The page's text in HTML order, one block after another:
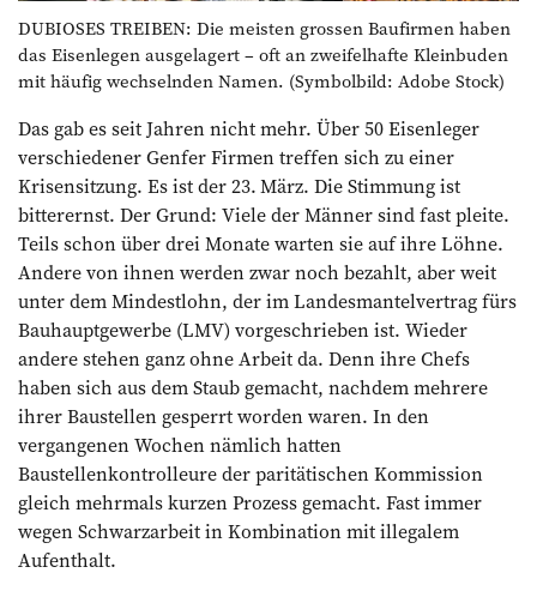
DUBIOSES TREIBEN: Die meisten grossen Baufirmen haben
das Eisenlegen ausgelagert – oft an zweifelhafte Kleinbuden
mit häufig wechselnden Namen. (Symbolbild: Adobe Stock)
Das gab es seit Jahren nicht mehr. Über 50 Eisenleger
verschiedener Genfer Firmen treffen sich zu einer
Krisensitzung. Es ist der 23. März. Die Stimmung ist
bitterernst. Der Grund: Viele der Männer sind fast pleite.
Teils schon über drei Monate warten sie auf ihre Löhne.
Andere von ihnen werden zwar noch bezahlt, aber weit
unter dem Mindestlohn, der im Landesmantelvertrag fürs
Bauhauptgewerbe (LMV) vorgeschrieben ist. Wieder
andere stehen ganz ohne Arbeit da. Denn ihre Chefs
haben sich aus dem Staub gemacht, nachdem mehrere
ihrer Baustellen gesperrt worden waren. In den
vergangenen Wochen nämlich hatten
Baustellenkontrolleure der paritätischen Kommission
gleich mehrmals kurzen Prozess gemacht. Fast immer
wegen Schwarzarbeit in Kombination mit illegalem
Aufenthalt.